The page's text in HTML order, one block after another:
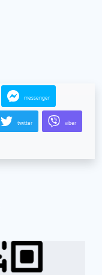
messenger
twitter viber